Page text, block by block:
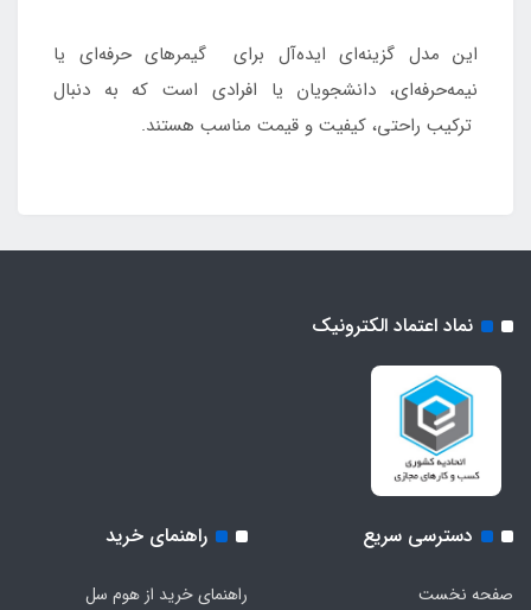
این مدل گزینه‌ای ایده‌آل برای گیمرهای حرفه‌ای یا
نیمه‌حرفه‌ای، دانشجویان یا افرادی است که به دنبال
ترکیب راحتی، کیفیت و قیمت مناسب هستند.
نماد اعتماد الکترونیک
دسترسی سریع
صفحه نخست
راهنمای خرید
راهنمای خرید از هوم سل